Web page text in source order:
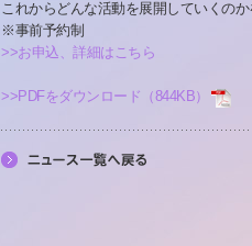
これからどんな活動を展開していくの
※事前予約制
>>お申込、詳細はこちら
>>PDFをダウンロード（844KB）